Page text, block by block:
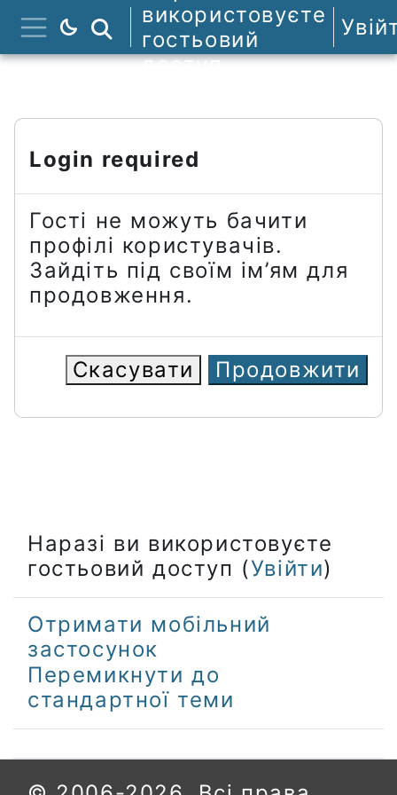
Перейти до головного вмісту
Бокова панель
Пошук курсів
використовуєте
гостьовий
доступ
Login required
Гості не можуть бачити
профілі користувачів.
Зайдіть під своїм ім’ям для
продовження.
Скасувати Продовжити
Наразі ви використовуєте
гостьовий доступ (Увійти)
Отримати мобільний
застосунок
Перемикнути до
стандартної теми